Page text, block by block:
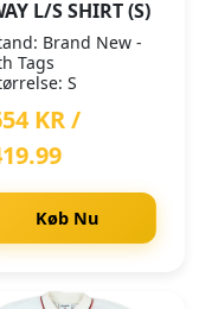
L/S SHIRT (S)
Brand New -
Tags
S
KR /
Køb Nu